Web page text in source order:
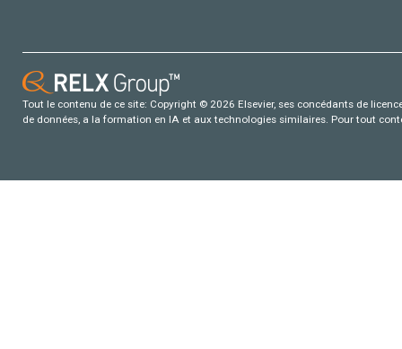
Tout le contenu de ce site: Copyright © 2026 Elsevier, ses concédants de
de données, a la formation en IA et aux technologies similaires. Pour tout